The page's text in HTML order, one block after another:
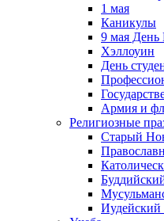
1 мая
Каникулы
9 мая
Хэллоуин
День
Армия и
Религиозные
Старый
Иудейский